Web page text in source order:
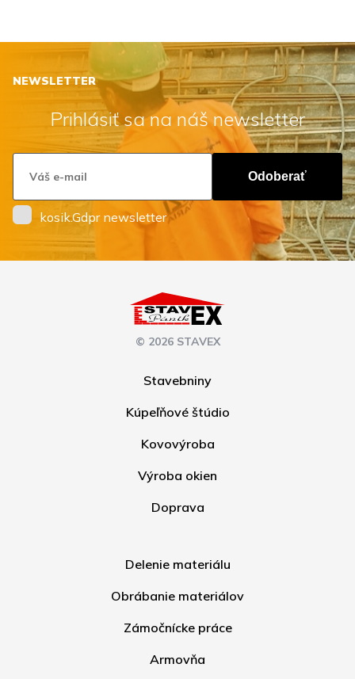
NEWSLETTER
Prihlásiť sa na náš newsletter
Odoberať
kosik.Gdpr newsletter
© 2026 STAVEX
Stavebniny
Kúpeľňové štúdio
Kovovýroba
Výroba okien
Doprava
Delenie materiálu
Obrábanie materiálov
Zámočnícke práce
Armovňa